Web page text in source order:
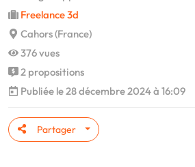
Freelance 3d
Cahors (France)
376 vues
2 propositions
Publiée le 28 décembre 2024 à 16:09
Partager